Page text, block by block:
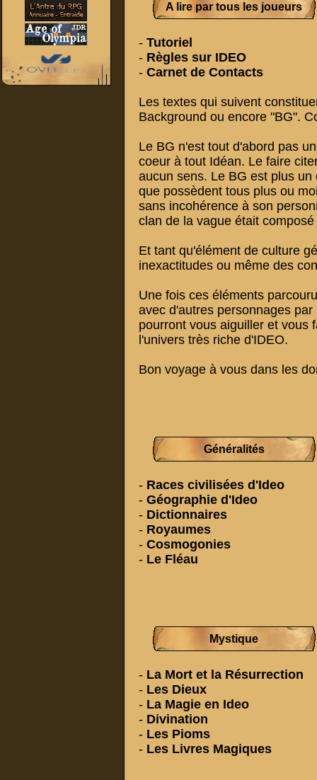
A lire par tous les joueurs
- Tutoriel
- Règles sur IDEO
- Carnet de Contacts
Les textes qui suivent
Background ou encore "BG".
Le BG n'est tout d'abord pas
coeur à tout Idéan. Le faire
aucun sens. Le BG est plus
que possèdent tous plus ou
sans incohérence à son
clan de la vague était
Et tant qu'élément de culture
inexactitudes ou même des
Une fois ces éléments
avec d'autres personnages
pourront vous aiguiller et vous
l'univers très riche d'IDEO.
Bon voyage à vous dans les
Généralités
- Races civilisées d'Ideo
- Géographie d'Ideo
- Dictionnaires
- Royaumes
- Cosmogonies
- Le Fléau
Mystique
- La Mort et la Résurrection
- Les Dieux
- La Magie en Ideo
- Divination
- Les Pioms
- Les Livres Magiques